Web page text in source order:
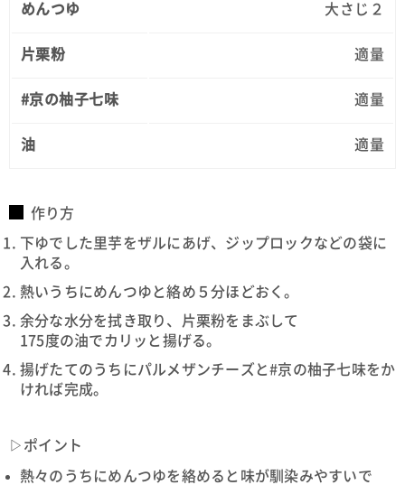
めんつゆ 大さじ２
片栗粉 適量
#京の柚子七味 適量
油 適量
作り方
下ゆでした里芋をザルにあげ、ジップロックなどの袋に
入れる。
熱いうちにめんつゆと絡め５分ほどおく。
余分な水分を拭き取り、片栗粉をまぶして
175度の油でカリッと揚げる。
揚げたてのうちにパルメザンチーズと#京の柚子七味をか
ければ完成。
▷ポイント
熱々のうちにめんつゆを絡めると味が馴染みやすいで